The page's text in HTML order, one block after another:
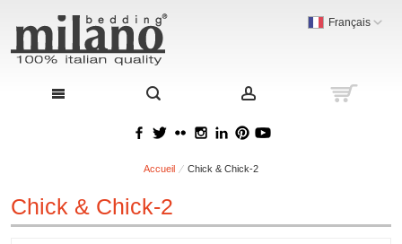
Français
Accueil Chick & Chick-2
Chick & Chick-2